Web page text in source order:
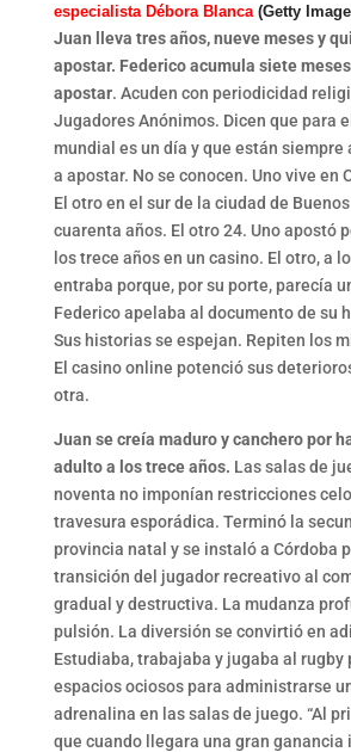
especialista Débora Blanca(Getty
Juan lleva tres años, nueve meses y
apostar. Federico acumula siete
apostar. Acuden con periodicidad
Jugadores Anónimos. Dicen que para
mundial es un día y que están siempre
a apostar. No se conocen. Uno vive en
El otro en el sur de la ciudad de
cuarenta años. El otro 24. Uno apostó
los trece años en un casino. El otro, a
entraba porque, por su porte, parecía
Federico apelaba al documento de su
Sus historias se espejan. Repiten los
El casino online potenció sus
otra.
Juan se creía maduro y canchero por
adulto a los trece años. Las salas de
noventa no imponían restricciones
travesura esporádica. Terminó la
provincia natal y se instaló a Córdoba
transición del jugador recreativo al
gradual y destructiva. La mudanza
pulsión. La diversión se convirtió en
Estudiaba, trabajaba y jugaba al rugby
espacios ociosos para administrarse
adrenalina en las salas de juego. “Al
que cuando llegara una gran ganancia